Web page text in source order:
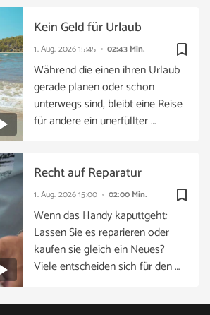
bookmark_border
1. Aug. 202615:45 02:43 Min.
Kein Geld für Urlaub
Während die einen ihren Urlaub
gerade planen oder schon
unterwegs sind, bleibt eine Reise
für andere ein unerfüllter …
bookmark_border
1. Aug. 202615:00 02:00 Min.
Recht auf Reparatur
Wenn das Handy kaputtgeht:
Lassen Sie es reparieren oder
kaufen sie gleich ein Neues?
Viele entscheiden sich für den …